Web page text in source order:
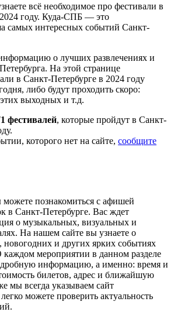
всё необходимое про фестивали в
году. Куда-СПБ — это
самых интересных событий Санкт-
о лучших развлечениях и
На этой странице
в Санкт-Петербурге в 2024 году
либо будут проходить скоро:
выходных и т.д.
фестивалей, которые пройдут в Санкт-
которого нет на сайте, сообщите
познакомиться с афишей
в Санкт-Петербурге. Вас ждет
о музыкальных, визуальных и
На нашем сайте вы узнаете о
новогодних и других ярких событиях
мероприятии в данном разделе
информацию, а именно: время и
билетов, адрес и ближайшую
мы всегда указываем сайт
можете проверить актуальность